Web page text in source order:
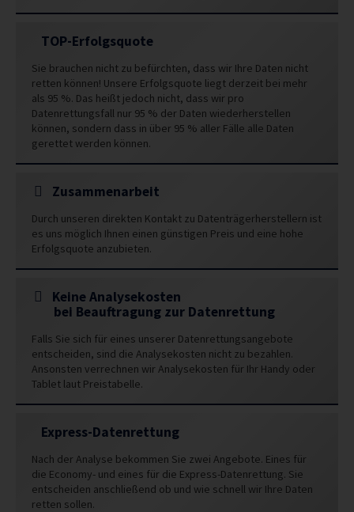
TOP-Erfolgsquote
Sie brauchen nicht zu befürchten, dass wir Ihre Daten nicht
retten können! Unsere Erfolgsquote liegt derzeit bei mehr
als 95 %. Das heißt jedoch nicht, dass wir pro
Datenrettungsfall nur 95 % der Daten wiederherstellen
können, sondern dass in über 95 % aller Fälle alle Daten
gerettet werden können.
Zusammenarbeit
Durch unseren direkten Kontakt zu Datenträgerherstellern ist
es uns möglich Ihnen einen günstigen Preis und eine hohe
Erfolgsquote anzubieten.
Keine Analysekosten
bei Beauftragung zur Datenrettung
Falls Sie sich für eines unserer Datenrettungsangebote
entscheiden, sind die Analysekosten nicht zu bezahlen.
Ansonsten verrechnen wir Analysekosten für Ihr Handy oder
Tablet laut Preistabelle.
Express-Datenrettung
Nach der Analyse bekommen Sie zwei Angebote. Eines für
die Economy- und eines für die Express-Datenrettung. Sie
entscheiden anschließend ob und wie schnell wir Ihre Daten
retten sollen.